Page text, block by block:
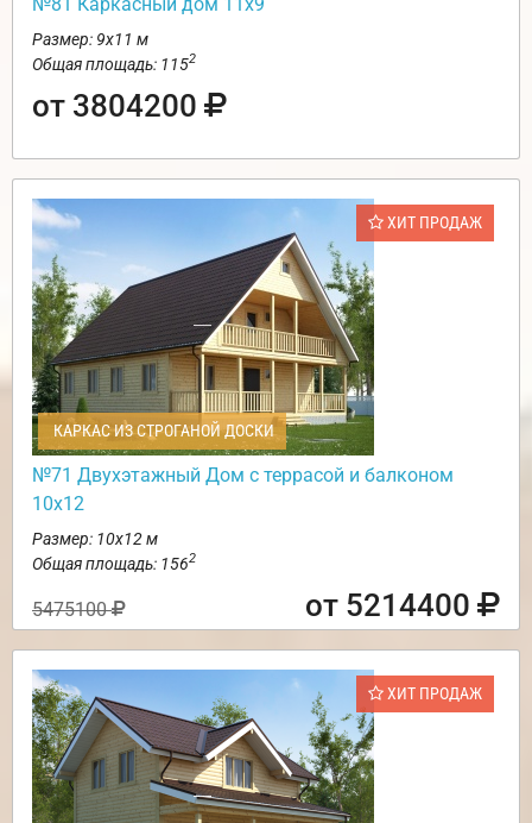
Размер: 9х11 м
Общая площадь: 1152
от 3804200
ХИТ ПРОДАЖ
КАРКАС ИЗ СТРОГАНОЙ ДОСКИ
№71 Двухэтажный Дом с террасой и балконом
10х12
Размер: 10х12 м
Общая площадь: 1562
5475100 от 5214400
ХИТ ПРОДАЖ